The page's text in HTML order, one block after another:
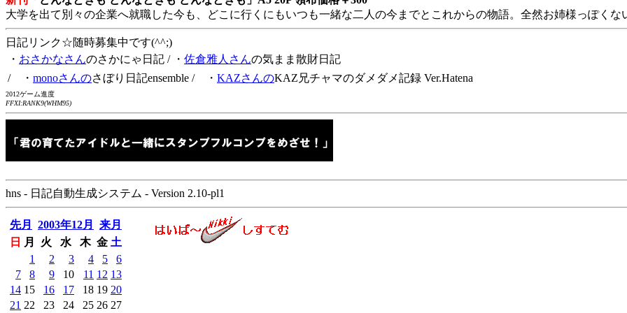
大学を出て別々の企業へ就職した今も、どこに行くにもいつも一緒な二人の今までとこれからの物語。全然お姉様っぽくな
日記リンク☆随時募集中です(^^;)
・ おさかなさんのさかにゃ日記 / ・ 佐倉雅人さんの気まま散財日記
/ ・ monoさんのさぼり日記ensemble / ・ KAZさんのKAZ兄チャマのダメダメ記録 Ver.Hatena
2012ゲーム進度
FFXI:RANK9(WHM95)
hns - 日記自動生成システム - Version 2.10-pl1
先月 2003年12月
来月
日
月 火 水 木 金 土
1
2 3 4 5
6
7
8 9 10 11 12 13
14 15 16 17 18 19 20
21 22 23 24 25 26 27